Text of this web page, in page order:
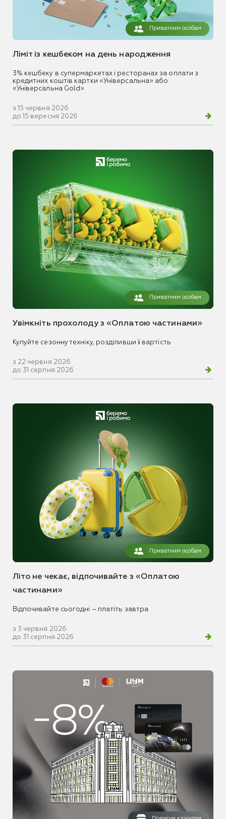
Приватним особам
Ліміт із кешбеком на день народження
3% кешбеку в супермаркетах і ресторанах за оплати з
кредитних коштів картки «Універсальна» або
«Універсальна Gold»
з 15 червня 2026
до 15 вересня 2026
Приватним особам
Увімкніть прохолоду з «Оплатою частинами»
Купуйте сезонну техніку, розділивши її вартість
з 22 червня 2026
до 31 серпня 2026
Приватним особам
Літо не чекає, відпочивайте з «Оплатою
частинами»
Відпочивайте сьогодні – платіть завтра
з 3 червня 2026
до 31 серпня 2026